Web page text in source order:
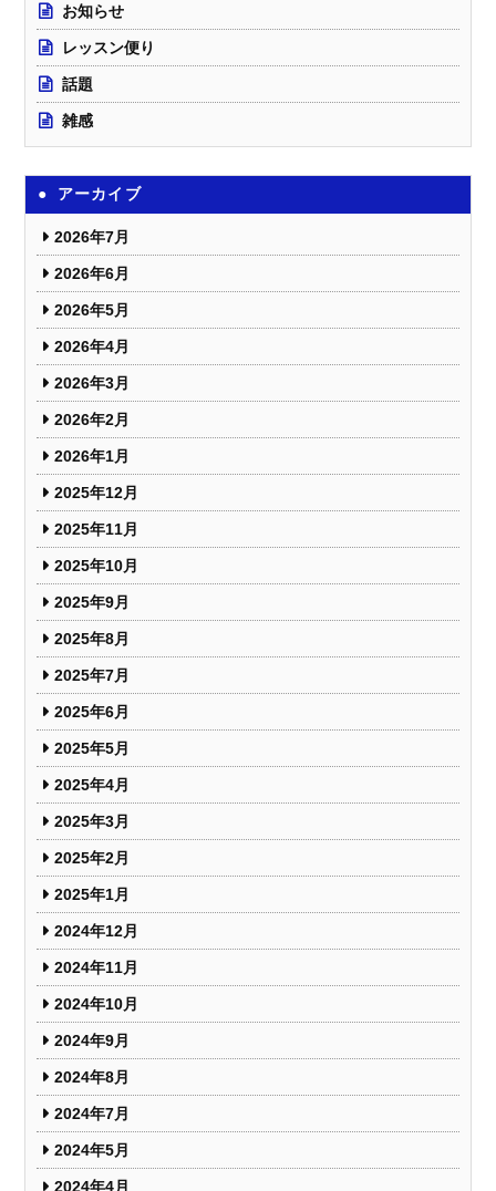
お知らせ
レッスン便り
話題
雑感
アーカイブ
2026年7月
2026年6月
2026年5月
2026年4月
2026年3月
2026年2月
2026年1月
2025年12月
2025年11月
2025年10月
2025年9月
2025年8月
2025年7月
2025年6月
2025年5月
2025年4月
2025年3月
2025年2月
2025年1月
2024年12月
2024年11月
2024年10月
2024年9月
2024年8月
2024年7月
2024年5月
2024年4月